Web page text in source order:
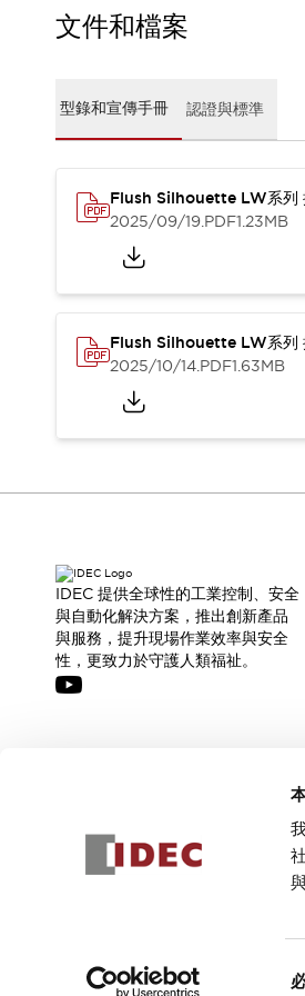
型錄和宣傳手冊
軟體下載
邏輯模擬器
產品資安通知
服務據點
產品變更/停產通知
文件和檔案
型錄和宣傳手冊 認證與標準
Flush Silhouette LW系列
2025/09/19.PDF1.23MB
Flush Silhouette LW系列
2025/10/14.PDF1.63MB
IDEC 提供全球性的工業控制、安全
與自動化解決方案，推出創新產品
與服務，提升現場作業效率與安全
性，更致力於守護人類福祉。
隱私